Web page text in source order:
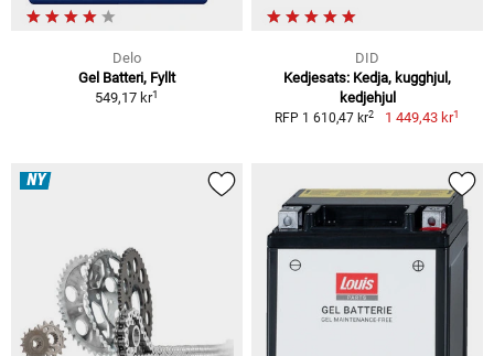
Delo
Gel Batteri, Fyllt
549,17 kr1
DID
Kedjesats: Kedja, kugghjul,
kedjehjul
RFP 1 610,47 kr2 1 449,43 kr1
NY